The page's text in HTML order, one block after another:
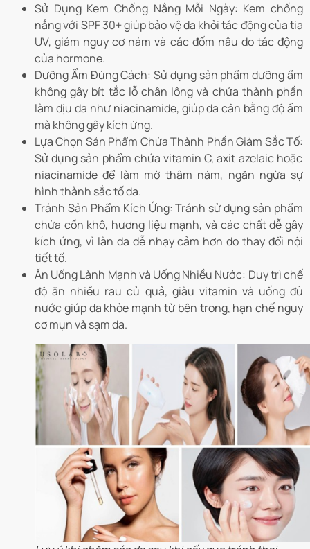
Sử Dụng Kem Chống Nắng Mỗi Ngày: Kem chống
nắng với SPF 30+ giúp bảo vệ da khỏi tác động của tia
UV, giảm nguy cơ nám và các đốm nâu do tác động
của hormone.
Dưỡng Ẩm Đúng Cách: Sử dụng sản phẩm dưỡng ẩm
không gây bít tắc lỗ chân lông và chứa thành phần
làm dịu da như niacinamide, giúp da cân bằng độ ẩm
mà không gây kích ứng.
Lựa Chọn Sản Phẩm Chứa Thành Phần Giảm Sắc Tố:
Sử dụng sản phẩm chứa vitamin C, axit azelaic hoặc
niacinamide để làm mờ thâm nám, ngăn ngừa sự
hình thành sắc tố da.
Tránh Sản Phẩm Kích Ứng: Tránh sử dụng sản phẩm
chứa cồn khô, hương liệu mạnh, và các chất dễ gây
kích ứng, vì làn da dễ nhạy cảm hơn do thay đổi nội
tiết tố.
Ăn Uống Lành Mạnh và Uống Nhiều Nước: Duy trì chế
độ ăn nhiều rau củ quả, giàu vitamin và uống đủ
nước giúp da khỏe mạnh từ bên trong, hạn chế nguy
cơ mụn và sạm da.